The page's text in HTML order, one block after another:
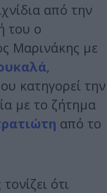
από την
του ο
Μαρινάκης με
,
κατηγορεί την
με το ζήτημα
από το
τονίζει ότι